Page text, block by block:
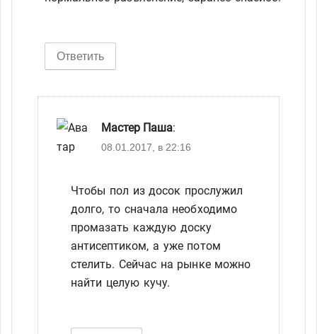
Ответить
Мастер Паша:
08.01.2017, в 22:16
Чтобы пол из досок прослужил
долго, то сначала необходимо
промазать каждую доску
антисептиком, а уже потом
стелить. Сейчас на рынке можно
найти целую кучу.